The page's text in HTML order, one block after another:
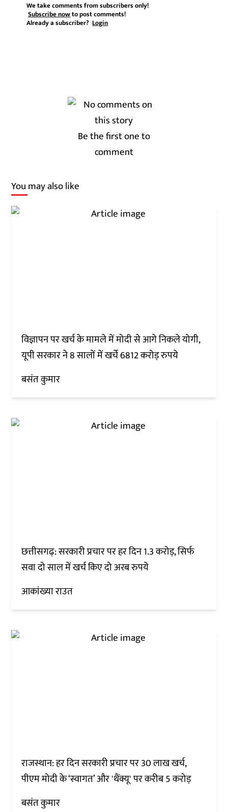
We take comments from subscribers only!
Subscribe nowto post comments!
Already a subscriber?Login
Be the first one to
comment
You may also like
विज्ञापन पर खर्च के मामले में मोदी से आगे निकले योगी,
यूपी सरकार ने 8 सालों में खर्चे 6812 करोड़ रुपये
बसंत कुमार
छत्तीसगढ़: सरकारी प्रचार पर हर दिन 1.3 करोड़, सिर्फ
सवा दो साल में खर्च किए दो अरब रुपये
आकांख्या राउत
राजस्थान: हर दिन सरकारी प्रचार पर 30 लाख खर्च,
पीएम मोदी के ‘स्वागत’ और 'थैंक्यू' पर करीब 5 करोड़
बसंत कुमार